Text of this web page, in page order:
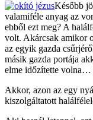
Később
valamiféle anyag az
ebből ezt meg? A
volt. Akárcsak amikor
az egyik gazda
másik gazda portája
elme időzítette volna…
Akkor, azon az egy
kiszolgáltatott